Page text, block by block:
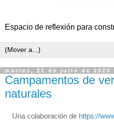
Espacio de reflexión para
martes, 21 de julio de 2020
Campamentos de
naturales
Una colaboración de https://